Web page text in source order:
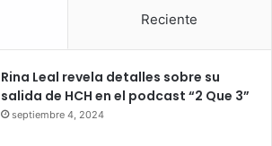
Reciente
Rina Leal revela detalles sobre su
salida de HCH en el podcast “2 Que 3”
septiembre 4, 2024